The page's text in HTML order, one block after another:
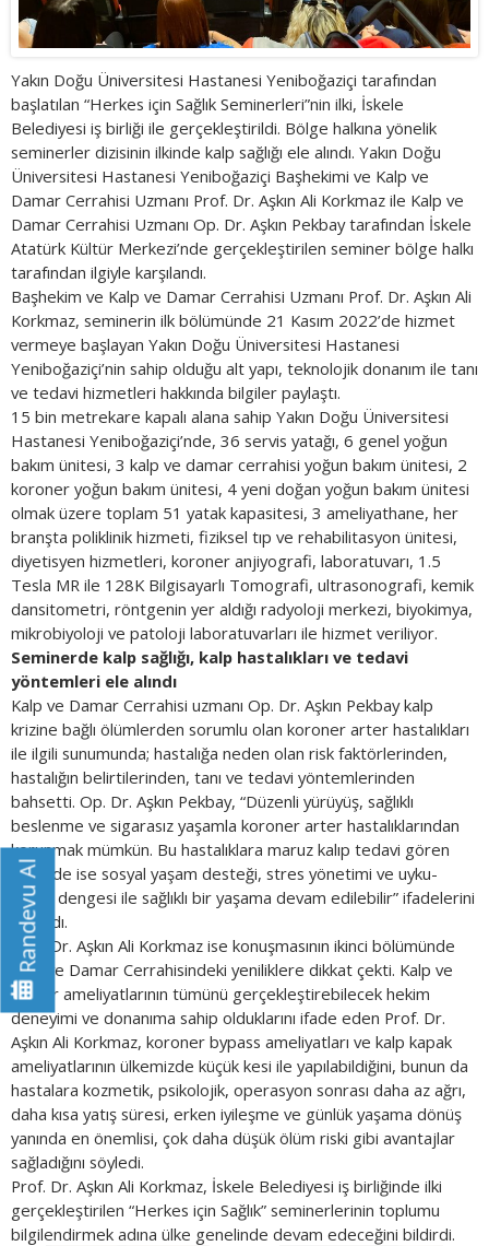
Yakın Doğu Üniversitesi Hastanesi Yeniboğaziçi tarafından
başlatılan “Herkes için Sağlık Seminerleri”nin ilki, İskele
Belediyesi iş birliği ile gerçekleştirildi. Bölge halkına yönelik
seminerler dizisinin ilkinde kalp sağlığı ele alındı. Yakın Doğu
Üniversitesi Hastanesi Yeniboğaziçi Başhekimi ve Kalp ve
Damar Cerrahisi Uzmanı Prof. Dr. Aşkın Ali Korkmaz ile Kalp ve
Damar Cerrahisi Uzmanı Op. Dr. Aşkın Pekbay tarafından İskele
Atatürk Kültür Merkezi’nde gerçekleştirilen seminer bölge halkı
tarafından ilgiyle karşılandı.
Başhekim ve Kalp ve Damar Cerrahisi Uzmanı Prof. Dr. Aşkın Ali
Korkmaz, seminerin ilk bölümünde 21 Kasım 2022’de hizmet
vermeye başlayan Yakın Doğu Üniversitesi Hastanesi
Yeniboğaziçi’nin sahip olduğu alt yapı, teknolojik donanım ile tanı
ve tedavi hizmetleri hakkında bilgiler paylaştı.
15 bin metrekare kapalı alana sahip Yakın Doğu Üniversitesi
Hastanesi Yeniboğaziçi’nde, 36 servis yatağı, 6 genel yoğun
bakım ünitesi, 3 kalp ve damar cerrahisi yoğun bakım ünitesi, 2
koroner yoğun bakım ünitesi, 4 yeni doğan yoğun bakım ünitesi
olmak üzere toplam 51 yatak kapasitesi, 3 ameliyathane, her
branşta poliklinik hizmeti, fiziksel tıp ve rehabilitasyon ünitesi,
diyetisyen hizmetleri, koroner anjiyografi, laboratuvarı, 1.5
Tesla MR ile 128K Bilgisayarlı Tomografi, ultrasonografi, kemik
dansitometri, röntgenin yer aldığı radyoloji merkezi, biyokimya,
mikrobiyoloji ve patoloji laboratuvarları ile hizmet veriliyor.
Seminerde kalp sağlığı, kalp hastalıkları ve tedavi
yöntemleri ele alındı
Kalp ve Damar Cerrahisi uzmanı Op. Dr. Aşkın Pekbay kalp
krizine bağlı ölümlerden sorumlu olan koroner arter hastalıkları
ile ilgili sunumunda; hastalığa neden olan risk faktörlerinden,
hastalığın belirtilerinden, tanı ve tedavi yöntemlerinden
bahsetti. Op. Dr. Aşkın Pekbay, “Düzenli yürüyüş, sağlıklı
beslenme ve sigarasız yaşamla koroner arter hastalıklarından
korunmak mümkün. Bu hastalıklara maruz kalıp tedavi gören
kişilerde ise sosyal yaşam desteği, stres yönetimi ve uyku-
enerji dengesi ile sağlıklı bir yaşama devam edilebilir” ifadelerini
kullandı.
Prof. Dr. Aşkın Ali Korkmaz ise konuşmasının ikinci bölümünde
Kalp ve Damar Cerrahisindeki yeniliklere dikkat çekti. Kalp ve
damar ameliyatlarının tümünü gerçekleştirebilecek hekim
deneyimi ve donanıma sahip olduklarını ifade eden Prof. Dr.
Aşkın Ali Korkmaz, koroner bypass ameliyatları ve kalp kapak
ameliyatlarının ülkemizde küçük kesi ile yapılabildiğini, bunun da
hastalara kozmetik, psikolojik, operasyon sonrası daha az ağrı,
daha kısa yatış süresi, erken iyileşme ve günlük yaşama dönüş
yanında en önemlisi, çok daha düşük ölüm riski gibi avantajlar
sağladığını söyledi.
Prof. Dr. Aşkın Ali Korkmaz, İskele Belediyesi iş birliğinde ilki
gerçekleştirilen “Herkes için Sağlık” seminerlerinin toplumu
bilgilendirmek adına ülke genelinde devam edeceğini bildirdi.
Randevu Al